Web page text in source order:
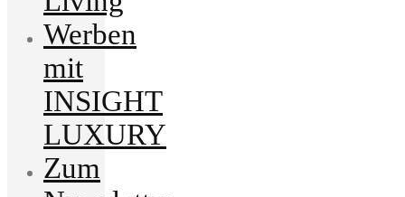
Werben
mit
INSIGHT
LUXURY
Zum